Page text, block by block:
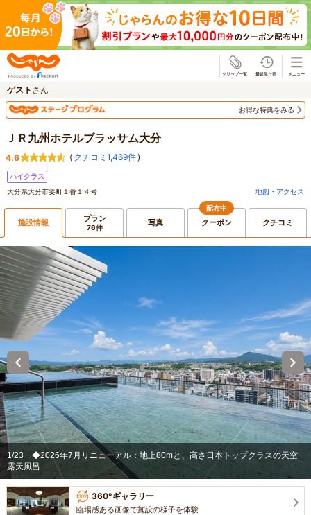
ゲスト さん
お得な特典をみる
ＪＲ九州ホテルブラッサム大分
4.6 ( クチコミ1,469件)
ハイクラス
大分県大分市要町１番１４号
地図・アクセス
施設情報 プラン
76件 写真
配布中
クーポン クチコミ
1/23
◆2026年7月リニューアル：地上80mと、高さ日本トップクラスの天空
露天風呂
360°ギャラリー
臨場感ある画像で施設の様子を体験